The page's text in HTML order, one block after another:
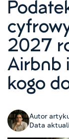
2027
Airbnb
kogo
Autor
Data